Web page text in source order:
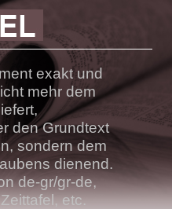
exakt und
mehr dem
den Grundtext
sondern dem
dienend.
de-gr/gr-de,
etc.